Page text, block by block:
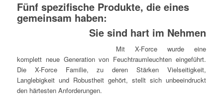
Fünf spezifische Produkte, die eines
gemeinsam haben:
Sie sind hart im Nehmen
Mit X-Force wurde eine
komplett neue Generation von Feuchtraumleuchten eingeführt.
Die X-Force Familie, zu deren Stärken Vielseitigkeit,
Langlebigkeit und Robustheit gehört, stellt sich unbeeindruckt
den härtesten Anforderungen.